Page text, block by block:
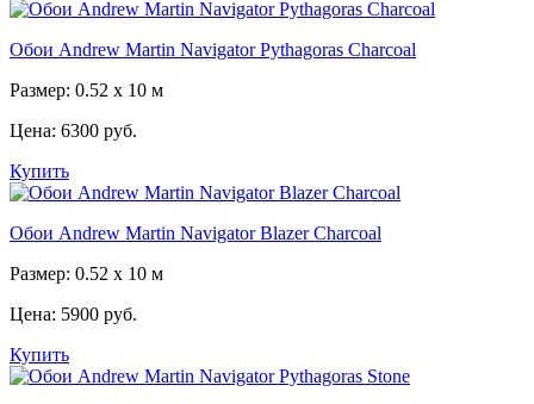
Обои Andrew Martin Navigator Pythagoras Charcoal
Размер: 0.52 x 10 м
Цена: 6300 руб.
Купить
Обои Andrew Martin Navigator Blazer Charcoal
Размер: 0.52 x 10 м
Цена: 5900 руб.
Купить